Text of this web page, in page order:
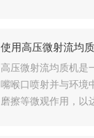
和监控。它可以提供
在...
高压微射流均质机是
嘴喉口喷射并与环境
磨擦等微观作用，以